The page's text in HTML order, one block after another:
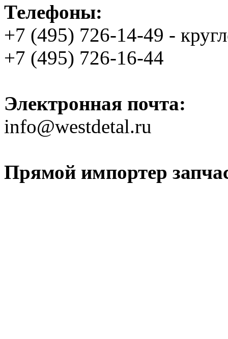
Телефоны:
+7 (495) 726-14-49 -
+7 (495) 726-16-44
Электронная почта:
info@westdetal.ru
Прямой импортер